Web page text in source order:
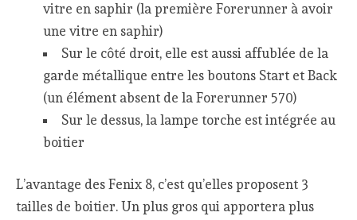
vitre en saphir (la première Forerunner à avoir
une vitre en saphir)
Sur le côté droit, elle est aussi affublée de la
garde métallique entre les boutons Start et Back
(un élément absent de la Forerunner 570)
Sur le dessus, la lampe torche est intégrée au
boitier
L’avantage des Fenix 8, c’est qu’elles proposent 3
tailles de boitier. Un plus gros qui apportera plus